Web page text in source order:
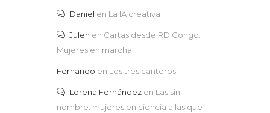
Daniel en La IA creativa
Julen en Cartas desde RD Congo:
Mujeres en marcha
Fernando en Los tres canteros
Lorena Fernández en Las sin
nombre: mujeres en ciencia a las que